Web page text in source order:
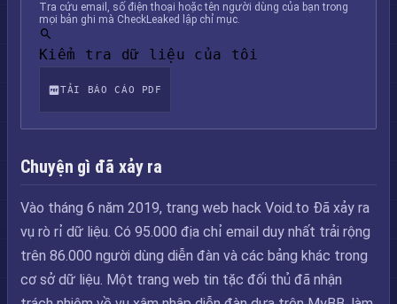
Tra cứu email, số điện thoại hoặc tên người dùng của bạn trong
mọi bản ghi mà CheckLeaked lập chỉ mục.
Kiểm tra dữ liệu của tôi
TẢI BÁO CÁO PDF
Chuyện gì đã xảy ra
Vào tháng 6 năm 2019, trang web hack Void.to Đã xảy ra
vụ rò rỉ dữ liệu. Có 95.000 địa chỉ email duy nhất trải rộng
trên 86.000 người dùng diễn đàn và các bảng khác trong
cơ sở dữ liệu. Một trang web tin tặc đối thủ đã nhận